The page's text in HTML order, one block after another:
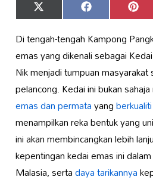
Share
on
X
(Twitter)
Share
on
Facebook Share
on
Di tengah-tengah Kampong
emas yang dikenali sebagai
Nik menjadi tumpuan
pelancong. Kedai ini bukan
emas dan permatayang
menampilkan reka bentuk yang
ini akan membincangkan lebih
kepentingan kedai emas ini
Malasia, sertadaya tarikannya